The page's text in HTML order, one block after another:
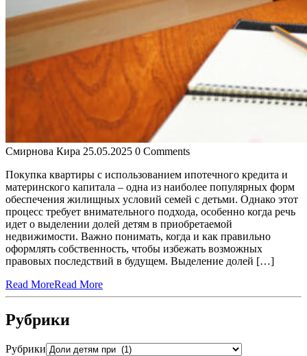
Смирнова Кира 25.05.2025 0 Comments
Покупка квартиры с использованием ипотечного кредита и
материнского капитала – одна из наиболее популярных форм
обеспечения жилищных условий семей с детьми. Однако этот
процесс требует внимательного подхода, особенно когда речь
идет о выделении долей детям в приобретаемой
недвижимости. Важно понимать, когда и как правильно
оформлять собственность, чтобы избежать возможных
правовых последствий в будущем. Выделение долей […]
Read MoreRead More
Рубрики
Рубрики